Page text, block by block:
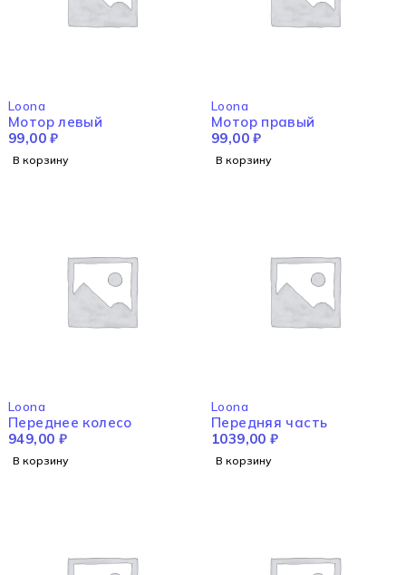
Loona
Мотор левый
99,00₽
В корзину
Loona
Мотор правый
99,00₽
В корзину
Loona
Переднее колесо
949,00 ₽
В корзину
Loona
Передняя часть
1039,00 ₽
В корзину